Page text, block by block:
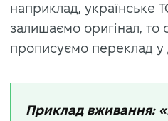
наприклад, українське
залишаємо оригінал, то
прописуємо переклад у
Приклад вживання: